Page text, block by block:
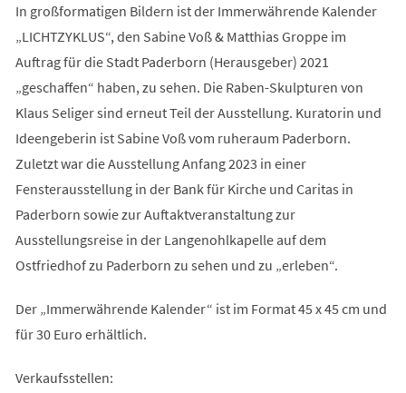
In großformatigen Bildern ist der Immerwährende Kalender
„LICHTZYKLUS“, den Sabine Voß & Matthias Groppe im
Auftrag für die Stadt Paderborn (Herausgeber) 2021
„geschaffen“ haben, zu sehen. Die Raben-Skulpturen von
Klaus Seliger sind erneut Teil der Ausstellung. Kuratorin und
Ideengeberin ist Sabine Voß vom ruheraum Paderborn.
Zuletzt war die Ausstellung Anfang 2023 in einer
Fensterausstellung in der Bank für Kirche und Caritas in
Paderborn sowie zur Auftaktveranstaltung zur
Ausstellungsreise in der Langenohlkapelle auf dem
Ostfriedhof zu Paderborn zu sehen und zu „erleben“.
Der „Immerwährende Kalender“ ist im Format 45 x 45 cm und
für 30 Euro erhältlich.
Verkaufsstellen: